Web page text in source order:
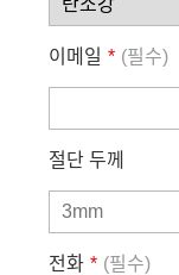
이메일 * (필수)
절단 두께
전화 * (필수)